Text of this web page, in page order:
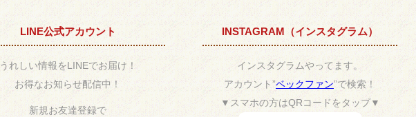
LINE公式アカウント
うれしい情報をLINEでお届け！
お得なお知らせ配信中！
新規お友達登録で
INSTAGRAM（インスタグラム）
インスタグラムやってます。
アカウント”ベックファン”で検索！
▼スマホの方はQRコードをタップ▼